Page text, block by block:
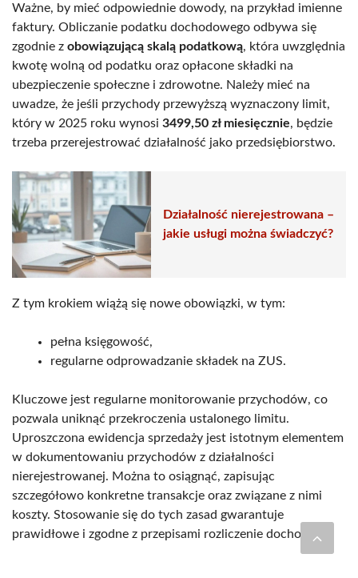
Ważne, by mieć odpowiednie dowody, na przykład imienne
faktury. Obliczanie podatku dochodowego odbywa się
zgodnie z obowiązującą skalą podatkową, która uwzględnia
kwotę wolną od podatku oraz opłacone składki na
ubezpieczenie społeczne i zdrowotne. Należy mieć na
uwadze, że jeśli przychody przewyższą wyznaczony limit,
który w 2025 roku wynosi 3499,50 zł miesięcznie, będzie
trzeba przerejestrować działalność jako przedsiębiorstwo.
Działalność nierejestrowana –
jakie usługi można świadczyć?
Z tym krokiem wiążą się nowe obowiązki, w tym:
pełna księgowość,
regularne odprowadzanie składek na ZUS.
Kluczowe jest regularne monitorowanie przychodów, co
pozwala uniknąć przekroczenia ustalonego limitu.
Uproszczona ewidencja sprzedaży jest istotnym elementem
w dokumentowaniu przychodów z działalności
nierejestrowanej. Można to osiągnąć, zapisując
szczegółowo konkretne transakcje oraz związane z nimi
koszty. Stosowanie się do tych zasad gwarantuje
prawidłowe i zgodne z przepisami rozliczenie dochodów.